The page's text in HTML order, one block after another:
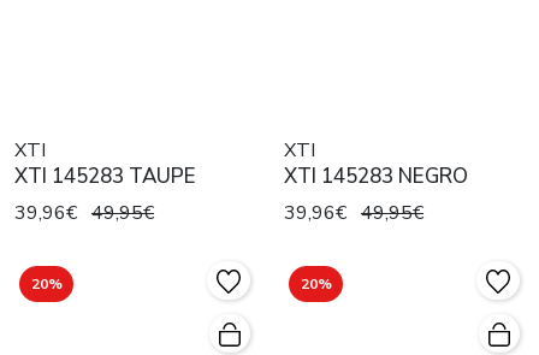
XTI
XTI 145283 TAUPE
39,96€ 49,95€
XTI
XTI 145283 NEGRO
39,96€ 49,95€
20% 20%